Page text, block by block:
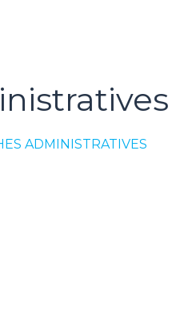
ADMINISTRATIVES